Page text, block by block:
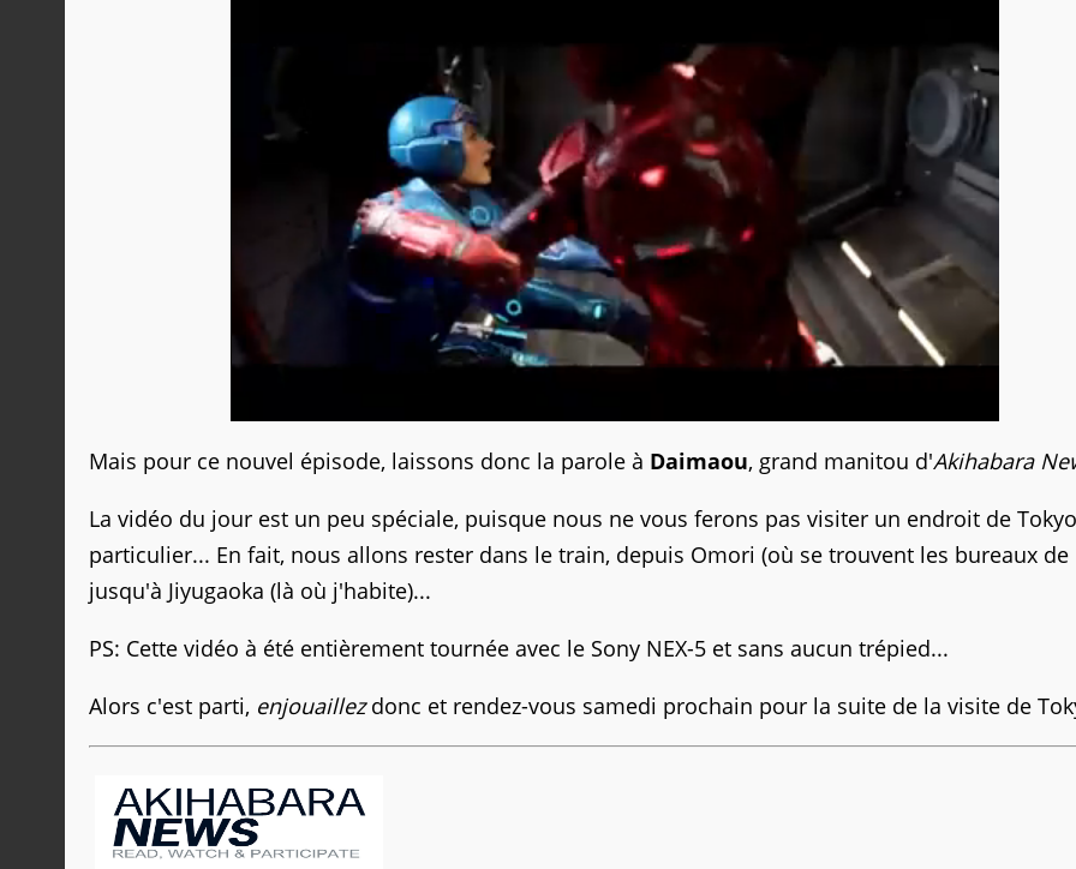
Mais pour ce nouvel épisode, laissons donc la parole à Daimaou, grand manitou d'Akihabara
La vidéo du jour est un peu spéciale, puisque nous ne vous ferons pas visiter un endroit de
particulier... En fait, nous allons rester dans le train, depuis Omori (où se trouvent les bureaux de
jusqu'à Jiyugaoka (là où j'habite)...
PS: Cette vidéo à été entièrement tournée avec le Sony NEX-5 et sans aucun trépied...
Alors c'est parti, enjouaillezdonc et rendez-vous samedi prochain pour la suite de la visite de